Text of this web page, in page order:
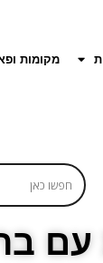
מקומות
עם